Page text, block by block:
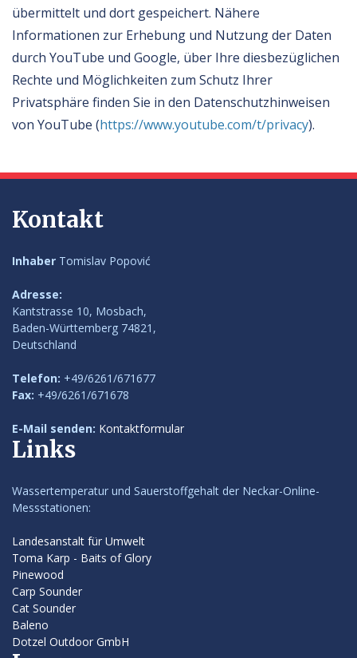
übermittelt und dort gespeichert. Nähere
Informationen zur Erhebung und Nutzung der Daten
durch YouTube und Google, über Ihre diesbezüglichen
Rechte und Möglichkeiten zum Schutz Ihrer
Privatsphäre finden Sie in den Datenschutzhinweisen
von YouTube (https://www.youtube.com/t/privacy).
Kontakt
Inhaber Tomislav Popović
Adresse:
Kantstrasse 10, Mosbach,
Baden-Württemberg 74821,
Deutschland
Telefon: +49/6261/671677
Fax: +49/6261/671678
E-Mail senden: Kontaktformular
Links
Wassertemperatur und Sauerstoffgehalt der Neckar-Online-
Messstationen:
Landesanstalt für Umwelt
Toma Karp - Baits of Glory
Pinewood
Carp Sounder
Cat Sounder
Baleno
Dotzel Outdoor GmbH